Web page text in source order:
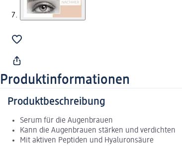
Produktinformationen
Produktbeschreibung
Serum für die Augenbrauen
Kann die Augenbrauen stärken und verdichten
Mit aktiven Peptiden und Hyaluronsäure